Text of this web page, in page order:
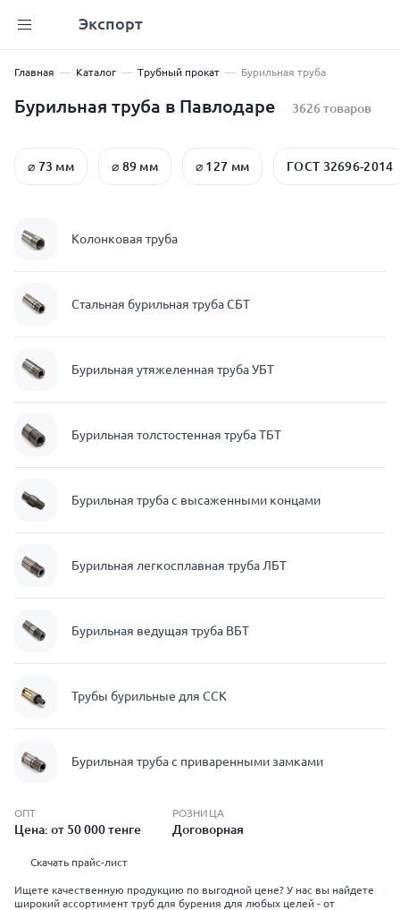
Экспорт
Главная Каталог Трубный прокат Бурильная труба
Бурильная труба в Павлодаре 3626 товаров
⌀ 73 мм ⌀ 89 мм ⌀ 127 мм ГОСТ 32696-2014
Колонковая труба
Стальная бурильная труба СБТ
Бурильная утяжеленная труба УБТ
Бурильная толстостенная труба ТБТ
Бурильная труба с высаженными концами
Бурильная легкосплавная труба ЛБТ
Бурильная ведущая труба ВБТ
Трубы бурильные для ССК
Бурильная труба с приваренными замками
ОПТ
Цена: от 50 000 тенге
РОЗНИЦА
Договорная
Скачать прайс-лист
Ищете качественную продукцию по выгодной цене? У нас вы найдете
широкий ассортимент труб для бурения для любых целей - от